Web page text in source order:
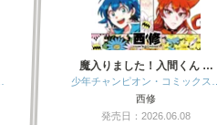
魔入りました！入間くん …
少年チャンピオン・コミックス…
西修
発売日：2026.06.08